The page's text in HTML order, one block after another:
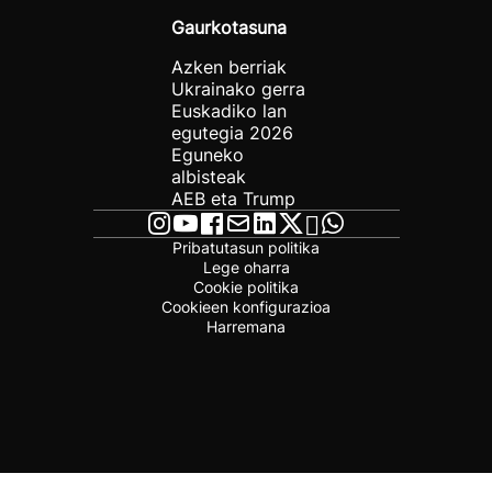
Gaurkotasuna
Azken berriak
Ukrainako gerra
Euskadiko lan
egutegia 2026
Eguneko
albisteak
AEB eta Trump
Pribatutasun politika
Lege oharra
Cookie politika
Cookieen konfigurazioa
Harremana